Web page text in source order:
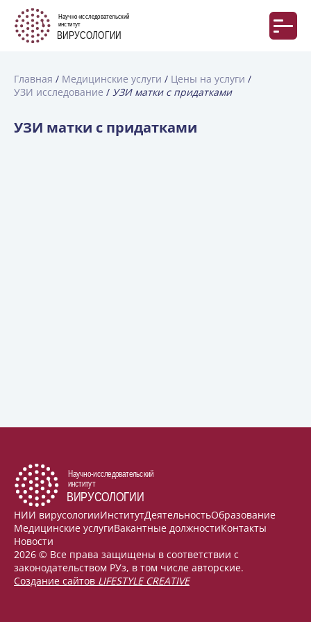
Главная Медицинские услуги
Цены на услуги
УЗИ исследование
УЗИ матки с придатками
УЗИ матки с придатками
НИИ вирусологииИнститутДеятельностьОбразование
Медицинские услугиВакантные должностиКонтакты
Новости
2026 © Все права защищены в соответствии с
законодательством РУз, в том числе авторские.
Создание сайтов LIFESTYLE CREATIVE